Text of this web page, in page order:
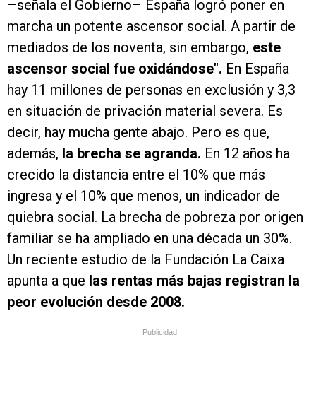
–señala el Gobierno– España logró poner en
marcha un potente ascensor social. A partir de
mediados de los noventa, sin embargo, este
ascensor social fue oxidándose". En España
hay 11 millones de personas en exclusión y 3,3
en situación de privación material severa. Es
decir, hay mucha gente abajo. Pero es que,
además, la brecha se agranda. En 12 años ha
crecido la distancia entre el 10% que más
ingresa y el 10% que menos, un indicador de
quiebra social. La brecha de pobreza por origen
familiar se ha ampliado en una década un 30%.
Un reciente estudio de la Fundación La Caixa
apunta a que las rentas más bajas registran la
peor evolución desde 2008.
Publicidad